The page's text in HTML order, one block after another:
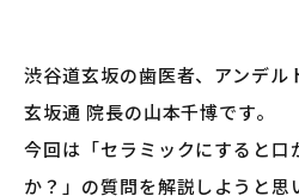
渋谷道玄坂の歯医者、アンデル
玄坂通 院長の山本千博です。
今回は「セラミックにすると口
か？」の質問を解説しようと思